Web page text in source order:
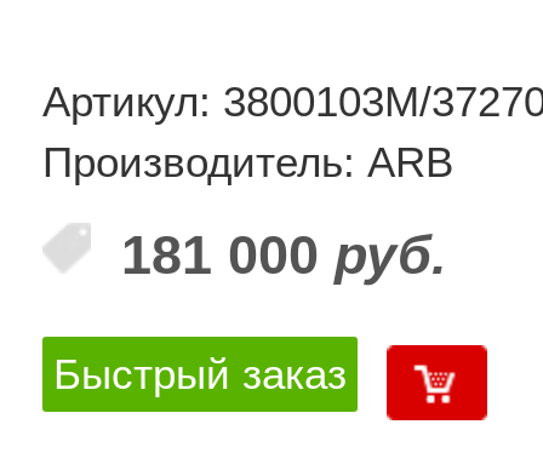
Артикул: 3800103M/
Производитель: ARB
181 000 руб.
Быстрый заказ